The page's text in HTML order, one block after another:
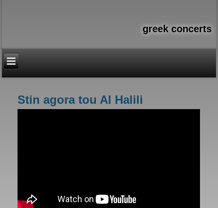
greek concerts
You are here
Stin agora tou Al Halili